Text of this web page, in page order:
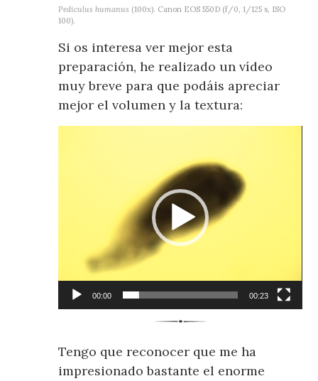
Pediculus humanus (100x). Canon EOS 550D (f/0, 1/125 s, ISO
100).
Si os interesa ver mejor esta
preparación, he realizado un vídeo
muy breve para que podáis apreciar
mejor el volumen y la textura:
00:00 00:23
Tengo que reconocer que me ha
impresionado bastante el enorme